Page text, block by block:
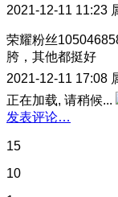
2021-12-11 11:23
荣耀粉丝
胯，其他都挺好
2021-12-11 17:08
正在加载, 请稍候...
发表评论…
15
10